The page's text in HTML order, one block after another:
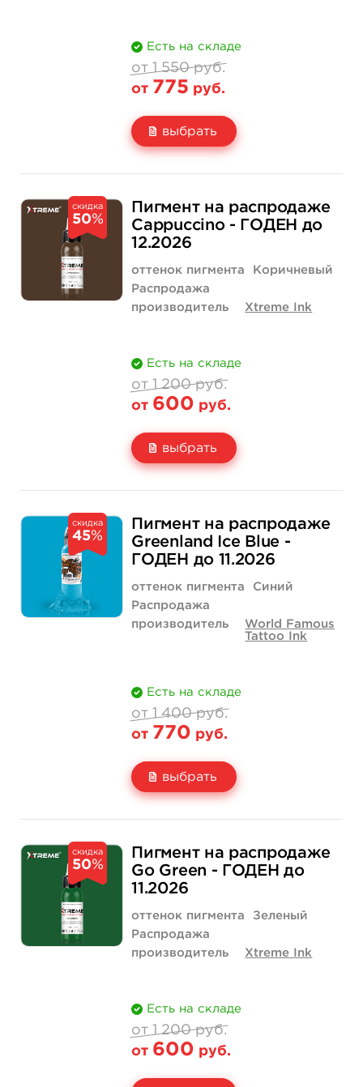
Есть на складе
от 1 550 руб.
от 775 руб.
выбрать
Количество
1 550 руб.
775 руб.
купить
скидка
50%
Пигмент на распродаже
Cappuccino - ГОДЕН до
12.2026
оттенок пигмента
Коричневый
Распродажа
производитель
Xtreme Ink
Есть на складе
от 1 200 руб.
от 600 руб.
выбрать
Количество
1 200 руб.
600 руб.
купить
скидка
45%
Пигмент на распродаже
Greenland Ice Blue -
ГОДЕН до 11.2026
оттенок пигмента
Синий
Распродажа
производитель
World Famous
Tattoo Ink
Есть на складе
от 1 400 руб.
от 770 руб.
выбрать
Количество
1 400 руб.
770 руб.
купить
скидка
50%
Пигмент на распродаже
Go Green - ГОДЕН до
11.2026
оттенок пигмента
Зеленый
Распродажа
производитель
Xtreme Ink
Есть на складе
от 1 200 руб.
от 600 руб.